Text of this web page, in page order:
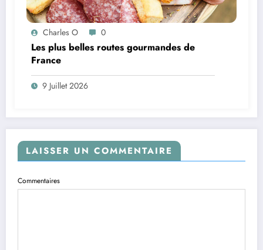
Charles O 0
Les plus belles routes gourmandes de
France
9 Juillet 2026
LAISSER UN COMMENTAIRE
Commentaires